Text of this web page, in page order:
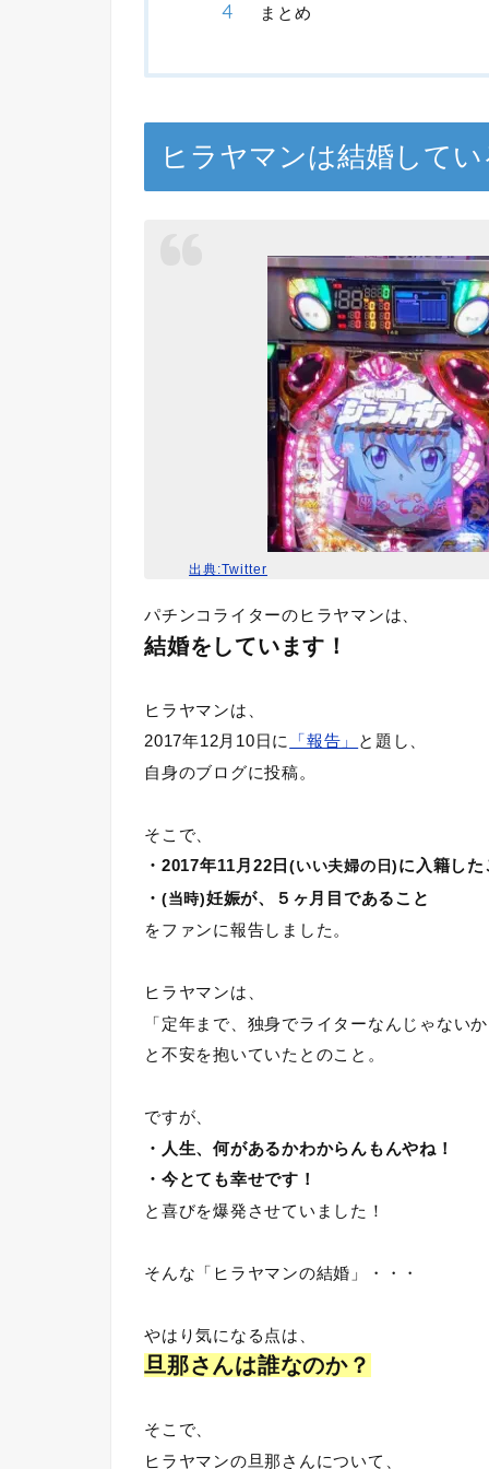
まとめ
ヒラヤマンは結婚して
出典:Twitter
パチンコライターのヒラヤマンは、
結婚をしています！
ヒラヤマンは、
2017年12月10日に
「報告」
と題し、
自身のブログに投稿。
そこで、
・2017年11月22日(いい夫婦の日)に入籍した
・ (当時)妊娠が、５ヶ月目であること
をファンに報告しました。
ヒラヤマンは、
「定年まで、独身でライターなんじゃない
と不安を抱いていたとのこと。
ですが、
・人生、何があるかわからんもんやね！
・今とても幸せです！
と喜びを爆発させていました！
そんな「ヒラヤマンの結婚」・・・
やはり気になる点は、
旦那さんは誰なのか？
そこで、
ヒラヤマンの旦那さんについて、